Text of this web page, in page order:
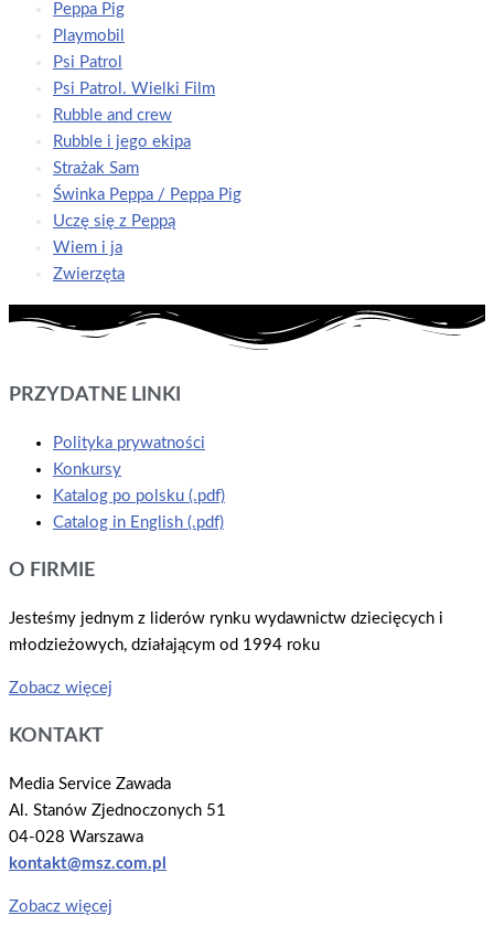
Peppa Pig
Playmobil
Psi Patrol
Psi Patrol. Wielki Film
Rubble and crew
Rubble i jego ekipa
Strażak Sam
Świnka Peppa / Peppa Pig
Uczę się z Peppą
Wiem i ja
Zwierzęta
PRZYDATNE LINKI
Polityka prywatności
Konkursy
Katalog po polsku (.pdf)
Catalog in English (.pdf)
O FIRMIE
Jesteśmy jednym z liderów rynku wydawnictw dziecięcych i
młodzieżowych, działającym od 1994 roku
Zobacz więcej
KONTAKT
Media Service Zawada
Al. Stanów Zjednoczonych 51
04-028 Warszawa
kontakt@msz.com.pl
Zobacz więcej